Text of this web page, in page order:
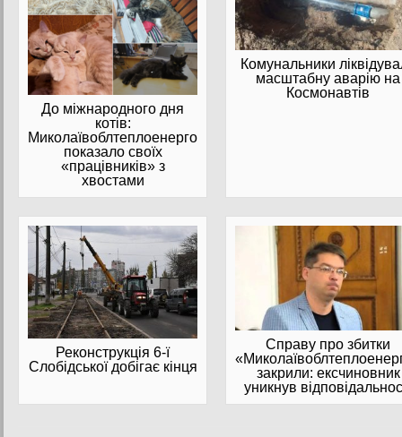
До міжнародного дня
котів:
Миколаївоблтеплоенерго
показало своїх
«працівників» з
хвостами
Комунальники
масштабну аварію на
Космонавтів
Реконструкція 6-ї
Слобідської добігає кінця
Справу про збитки
закрили: ексчиновник
уникнув